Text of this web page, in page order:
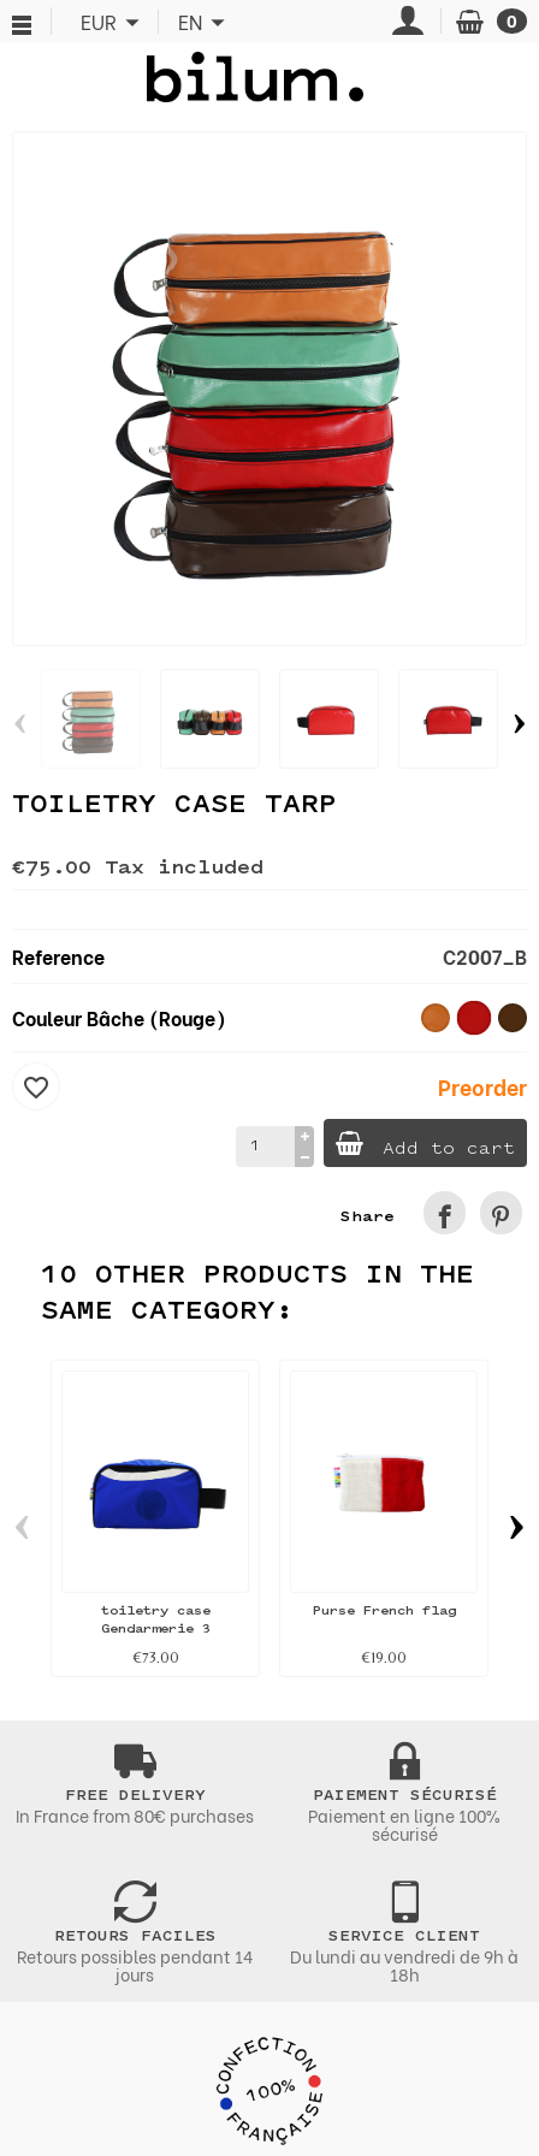
Cookies management panel
EUR EN 0
‹ ›
TOILETRY CASE TARP
€75.00 Tax included
Reference C2007_B
Couleur Bâche (Rouge)
Preorder
Add to cart
favorite_border
Share
10 OTHER PRODUCTS IN THE
SAME CATEGORY:
toiletry case
Gendarmerie 3
€73.00
Purse French flag
€19.00
‹ ›
FREE DELIVERY
In France from 80€ purchases
PAIEMENT SÉCURISÉ
Paiement en ligne 100%
sécurisé
RETOURS FACILES
Retours possibles pendant 14
jours
SERVICE CLIENT
Du lundi au vendredi de 9h à
18h